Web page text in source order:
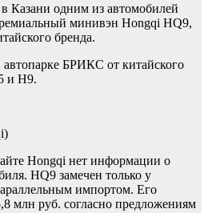
Казани одним из автомобилей
минивэн Hongqi HQ9,
бренда.
БРИКС от китайского
и H9.
Hongqi нет информации о
HQ9 замечен только у
импортом. Его
млн руб. согласно предложениям